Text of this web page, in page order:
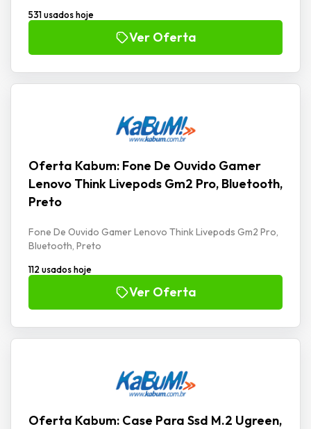
531 usados hoje
Ver Oferta
Oferta Kabum: Fone De Ouvido Gamer
Lenovo Think Livepods Gm2 Pro, Bluetooth,
Preto
Fone De Ouvido Gamer Lenovo Think Livepods Gm2 Pro,
Bluetooth, Preto
112 usados hoje
Ver Oferta
Oferta Kabum: Case Para Ssd M.2 Ugreen,